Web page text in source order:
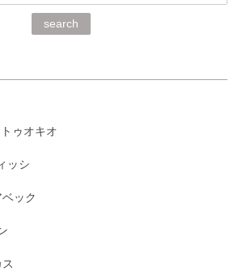
もちょうど良く、手に馴染み、洗いやす
こちらで買い、毎食時に使用していま
した。
います。 同じシリーズの器を揃えて
温かいお言葉をいただき、ありがとう
。
search
ゥオキオ
ッシ
ック